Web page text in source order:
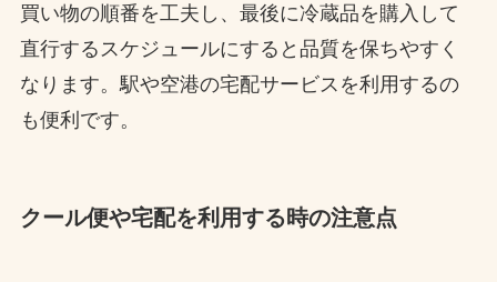
買い物の順番を工夫し、最後に冷蔵品を購入して
直行するスケジュールにすると品質を保ちやすく
なります。駅や空港の宅配サービスを利用するの
も便利です。
クール便や宅配を利用する時の注意点